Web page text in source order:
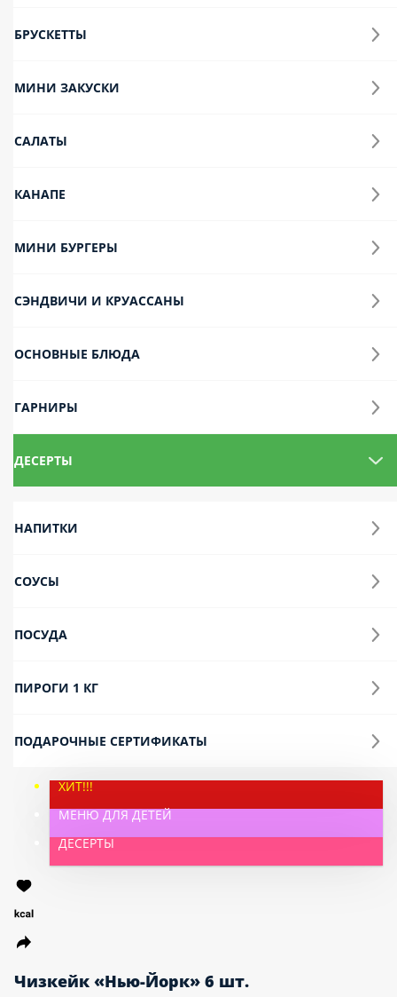
БРУСКЕТТЫ
МИНИ ЗАКУСКИ
САЛАТЫ
КАНАПЕ
МИНИ БУРГЕРЫ
СЭНДВИЧИ И КРУАССАНЫ
ОСНОВНЫЕ БЛЮДА
ГАРНИРЫ
ДЕСЕРТЫ
НАПИТКИ
СОУСЫ
ПОСУДА
ПИРОГИ 1 КГ
ПОДАРОЧНЫЕ СЕРТИФИКАТЫ
ХИТ!!!
МЕНЮ ДЛЯ ДЕТЕЙ
ДЕСЕРТЫ
Чизкейк «Нью-Йорк» 6 шт.